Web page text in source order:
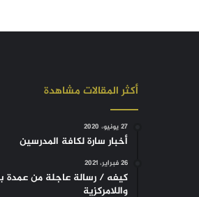
أكثر المقالات مشاهدة
27 يونيو، 2020
أخبار سارة لكافة المدرسين
26 فبراير، 2021
كيفه / رسالة عاجلة من عمدة
واللامركزية